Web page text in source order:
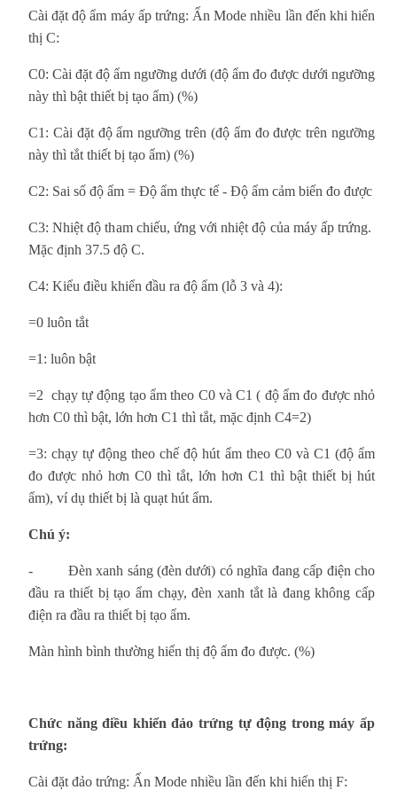
Cài đặt độ ẩm máy ấp trứng: Ấn Mode nhiều lần đến khi hiển
thị C:
C0: Cài đặt độ ẩm ngưỡng dưới (độ ẩm đo được dưới ngưỡng
này thì bật thiết bị tạo ẩm) (%)
C1: Cài đặt độ ẩm ngưỡng trên (độ ẩm đo được trên ngưỡng
này thì tắt thiết bị tạo ẩm) (%)
C2: Sai số độ ẩm = Độ ẩm thực tế - Độ ẩm cảm biến đo được
C3: Nhiệt độ tham chiếu, ứng với nhiệt độ của máy ấp trứng.
Mặc định 37.5 độ C.
C4: Kiểu điều khiển đầu ra độ ẩm (lỗ 3 và 4):
=0 luôn tắt
=1: luôn bật
=2 chạy tự động tạo ẩm theo C0 và C1 ( độ ẩm đo được nhỏ
hơn C0 thì bật, lớn hơn C1 thì tắt, mặc định C4=2)
=3: chạy tự động theo chế độ hút ẩm theo C0 và C1 (độ ẩm
đo được nhỏ hơn C0 thì tắt, lớn hơn C1 thì bật thiết bị hút
ẩm), ví dụ thiết bị là quạt hút ẩm.
Chú ý:
- Đèn xanh sáng (đèn dưới) có nghĩa đang cấp điện cho
đầu ra thiết bị tạo ẩm chạy, đèn xanh tắt là đang không cấp
điện ra đầu ra thiết bị tạo ẩm.
Màn hình bình thường hiển thị độ ẩm đo được. (%)
Chức năng điều khiển đảo trứng tự động trong máy ấp
trứng:
Cài đặt đảo trứng: Ấn Mode nhiều lần đến khi hiển thị F: